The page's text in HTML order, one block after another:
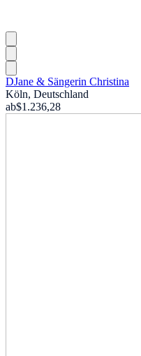
DJane & Sängerin Christina
Köln, Deutschland
ab$1.236,28